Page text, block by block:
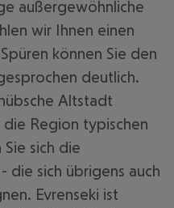
außergewöhnliche
wir Ihnen einen
können Sie den
deutlich.
Altstadt
Region typischen
sich die
die sich übrigens auch
Evrenseki ist